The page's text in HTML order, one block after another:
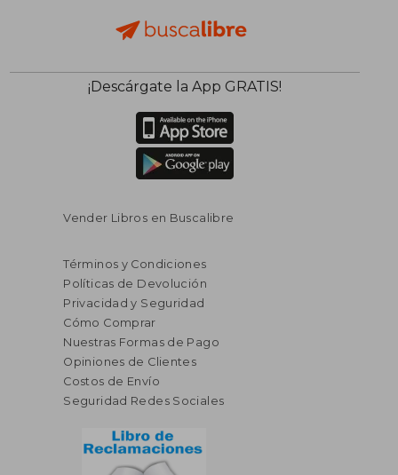
$ 64.34
$ 38.60
40%
dcto.
¡Descárgate la App GRATIS!
Vender Libros en Buscalibre
Términos y Condiciones
Políticas de Devolución
Privacidad y Seguridad
Cómo Comprar
Nuestras Formas de Pago
Opiniones de Clientes
Costos de Envío
Seguridad Redes Sociales